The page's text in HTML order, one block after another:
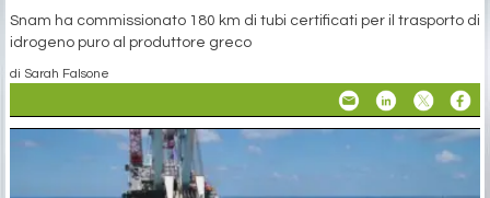
Snam ha commissionato 180 km di tubi certificati per il trasporto di
idrogeno puro al produttore greco
di Sarah Falsone